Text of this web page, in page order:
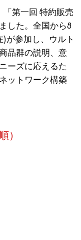
「第一回 特約販売
した。全国から8
)が参加し、ウルト
品群の説明、意
ーズに応えるた
ットワーク構築
）